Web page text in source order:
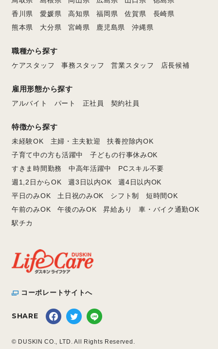
香川県
愛媛県 高知県 福岡県 佐賀県
長崎県
熊本県
大分県 宮崎県 鹿児島県 沖縄県
職種から探す
ケアスタッフ 事務スタッフ 営業スタッフ 店長候補
雇用形態から探す
アルバイト パート 正社員 契約社員
特徴から探す
未経験OK 主婦・主夫歓迎
扶養控除内OK
子育て中の方も活躍中
子どもの行事休みOK
すきま時間勤務
中高年活躍中
PCスキル不要
週1,2日からOK
週3日以内OK
週4日以内OK
平日のみOK
土日祝のみOK シフト制
短時間OK
午前のみOK
午後のみOK 昇給あり
車・バイク通勤OK
駅チカ
コーポレートサイトへ
SHARE
© DUSKIN CO., LTD. All Rights Reserved.